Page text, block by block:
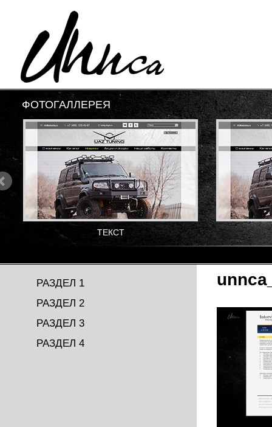
ФОТОГАЛЛЕРЕЯ
ТЕКСТ
РАЗДЕЛ 1
РАЗДЕЛ 2
РАЗДЕЛ 3
РАЗДЕЛ 4